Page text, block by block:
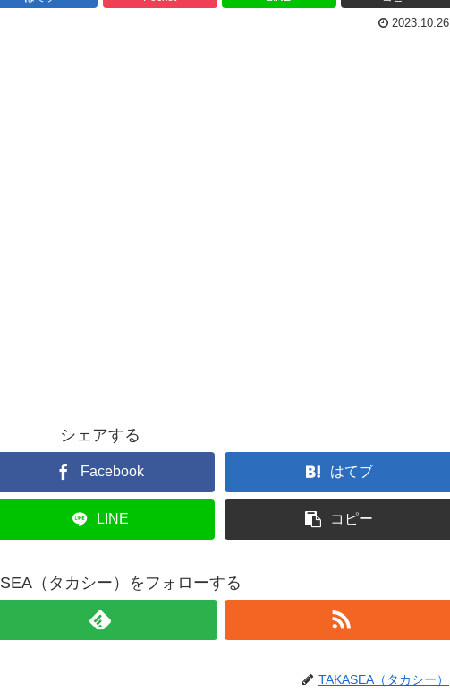
2023.10.26
シェアする
Facebook はてブ
LINE コピー
（タカシー）をフォローする
TAKASEA（タカシー）